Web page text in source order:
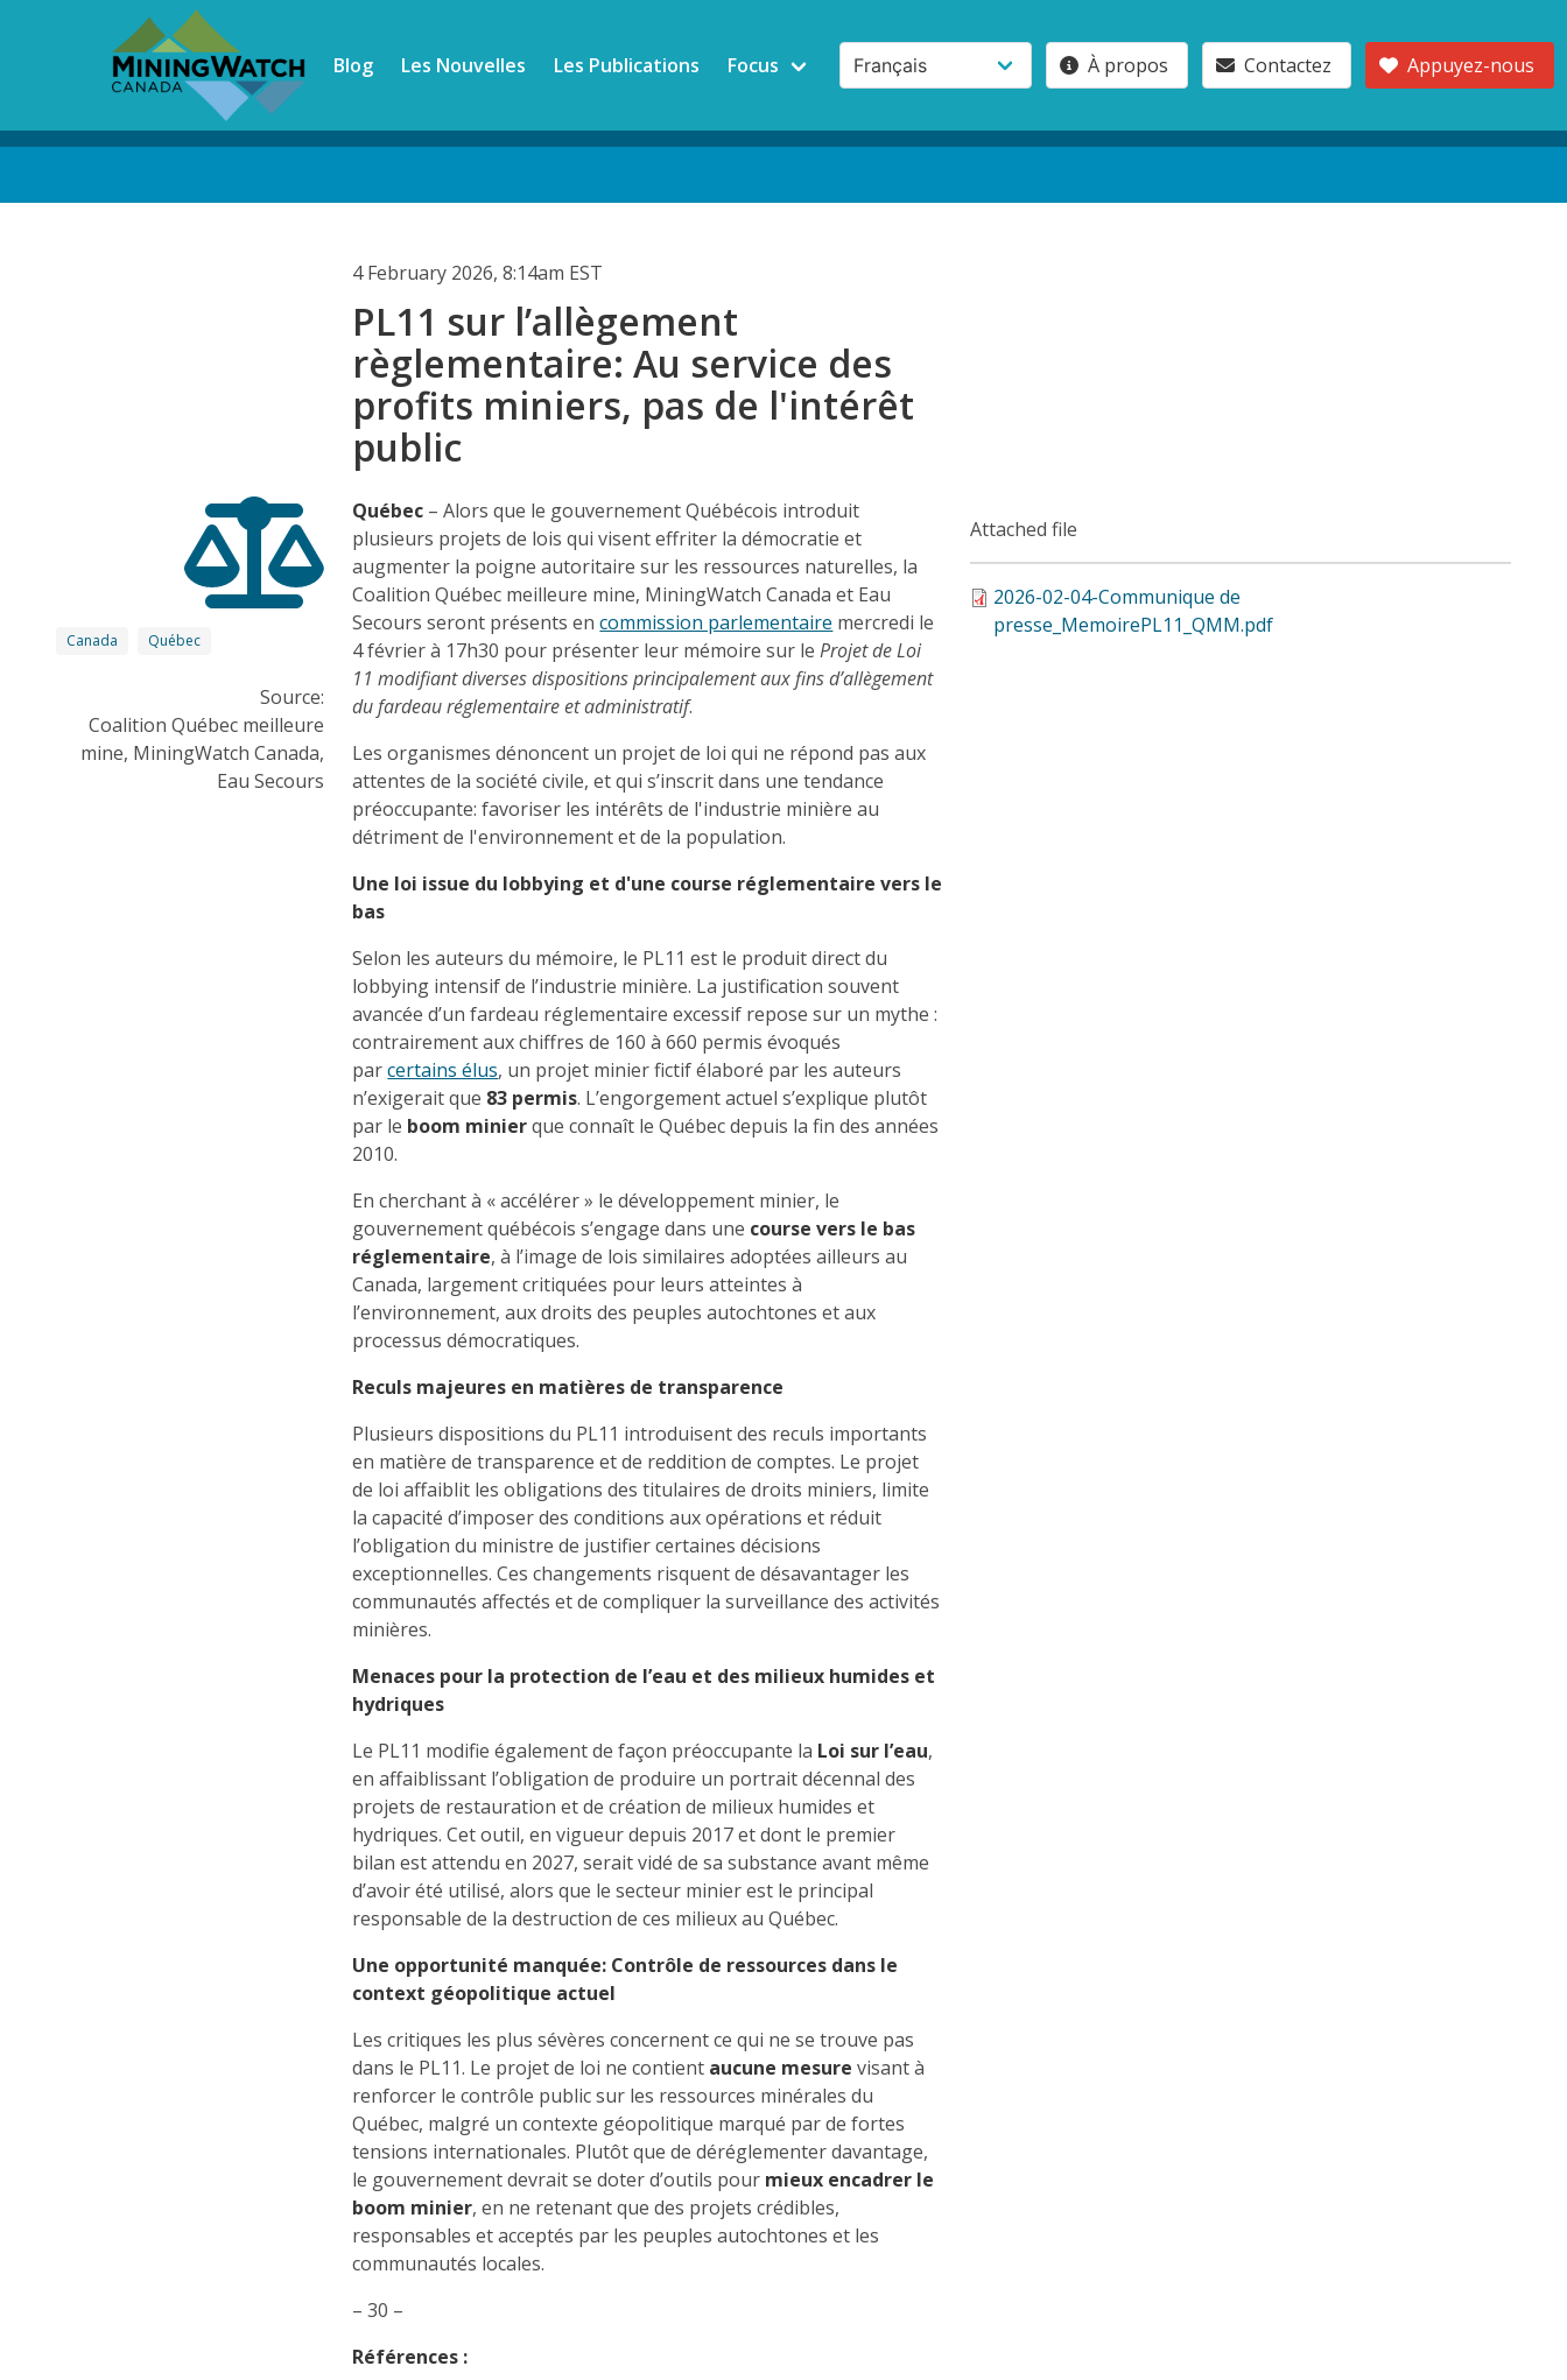
Blog Les Nouvelles Les Publications Focus À propos Contactez Appuyez-nous
4 February 2026, 8:14am EST
PL11 sur l’allègement
règlementaire: Au service des
profits miniers, pas de l'intérêt
public
Canada Québec
Source:
Coalition Québec meilleure
mine, MiningWatch Canada,
Eau Secours
Québec – Alors que le gouvernement Québécois introduit
plusieurs projets de lois qui visent effriter la démocratie et
augmenter la poigne autoritaire sur les ressources naturelles, la
Coalition Québec meilleure mine, MiningWatch Canada et Eau
Secours seront présents encommission parlementaire mercredi le
4 février à 17h30 pour présenter leur mémoire sur leProjet de Loi
11 modifiant diverses dispositions principalement aux fins d’allègement
du fardeau réglementaire et administratif.
Les organismes dénoncent un projet de loi qui ne répond pas aux
attentes de la société civile, et qui s’inscrit dans une tendance
préoccupante: favoriser les intérêts de l'industrie minière au
détriment de l'environnement et de la population.
Une loi issue du lobbying et d'une course réglementaire vers le
bas
Selon les auteurs du mémoire, le PL11 est le produit direct du
lobbying intensif de l’industrie minière. La justification souvent
avancée d’un fardeau réglementaire excessif repose sur un mythe :
contrairement aux chiffres de 160 à 660 permis évoqués
parcertains élus, un projet minier fictif élaboré par les auteurs
n’exigerait que 83 permis. L’engorgement actuel s’explique plutôt
par le boom minierque connaît le Québec depuis la fin des années
2010.
En cherchant à « accélérer » le développement minier, le
gouvernement québécois s’engage dans une course vers le bas
réglementaire, à l’image de lois similaires adoptées ailleurs au
Canada, largement critiquées pour leurs atteintes à
l’environnement, aux droits des peuples autochtones et aux
processus démocratiques.
Reculs majeures en matières de transparence
Plusieurs dispositions du PL11 introduisent des reculs importants
en matière de transparence et de reddition de comptes. Le projet
de loi affaiblit les obligations des titulaires de droits miniers, limite
la capacité d’imposer des conditions aux opérations et réduit
l’obligation du ministre de justifier certaines décisions
exceptionnelles. Ces changements risquent de désavantager les
communautés affectés et de compliquer la surveillance des activités
minières.
Menaces pour la protection de l’eau et des milieux humides et
hydriques
Le PL11 modifie également de façon préoccupante la Loi sur l’eau,
en affaiblissant l’obligation de produire un portrait décennal des
projets de restauration et de création de milieux humides et
hydriques. Cet outil, en vigueur depuis 2017 et dont le premier
bilan est attendu en 2027, serait vidé de sa substance avant même
d’avoir été utilisé, alors que le secteur minier est le principal
responsable de la destruction de ces milieux au Québec.
Une opportunité manquée: Contrôle de ressources dans le
context géopolitique actuel
Les critiques les plus sévères concernent ce qui ne se trouve pas
dans le PL11. Le projet de loi ne contient aucune mesure visant à
renforcer le contrôle public sur les ressources minérales du
Québec, malgré un contexte géopolitique marqué par de fortes
tensions internationales. Plutôt que de déréglementer davantage,
le gouvernement devrait se doter d’outils pour mieux encadrer le
boom minier, en ne retenant que des projets crédibles,
responsables et acceptés par les peuples autochtones et les
communautés locales.
– 30 –
Références :
Attached file
2026-02-04-Communique de
presse_MemoirePL11_QMM.pdf